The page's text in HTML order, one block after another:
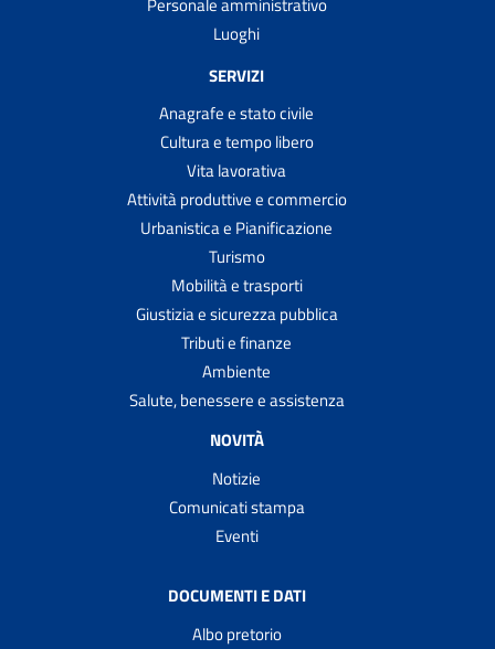
Luoghi
SERVIZI
Anagrafe e stato civile
Cultura e tempo libero
Vita lavorativa
Attività produttive e commercio
Urbanistica e Pianificazione
Turismo
Mobilità e trasporti
Giustizia e sicurezza pubblica
Tributi e finanze
Ambiente
Salute, benessere e assistenza
NOVITÀ
Notizie
Comunicati stampa
Eventi
DOCUMENTI E DATI
Albo pretorio